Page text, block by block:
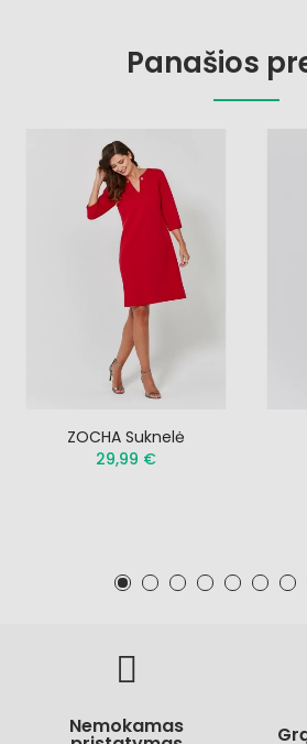
Panašios
ZOCHA Suknelė
29,99 €
Nemokamas